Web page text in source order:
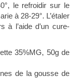
le refroidir sur le
à 28-29°. L’étaler
à l’aide d’un cure-
35%MG, 50g de
de la gousse de